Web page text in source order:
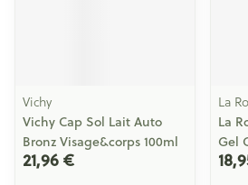
Vichy
Vichy Cap Sol Lait Auto
Bronz Visage&corps 100ml
21,96 €
La
La
Gel